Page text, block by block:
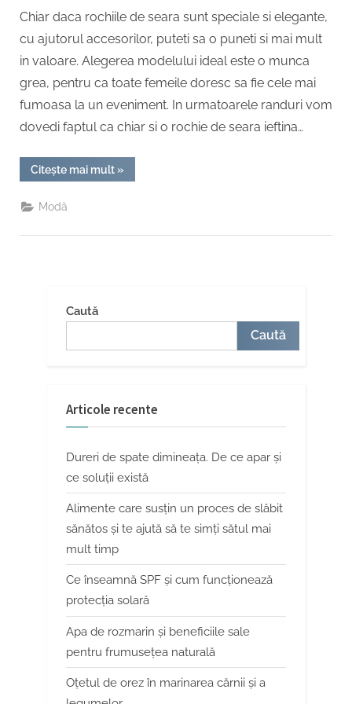
Chiar daca rochiile de seara sunt speciale si elegante,
cu ajutorul accesorilor, puteti sa o puneti si mai mult
in valoare. Alegerea modelului ideal este o munca
grea, pentru ca toate femeile doresc sa fie cele mai
fumoasa la un eveniment. In urmatoarele randuri vom
dovedi faptul ca chiar si o rochie de seara ieftina…
Citește mai mult“Accesorii
necesare
»
Modă
Caută
Caută
Articole recente
Dureri de spate dimineața. De ce apar și
ce soluții există
Alimente care susțin un proces de slăbit
sănătos și te ajută să te simți sătul mai
mult timp
Ce înseamnă SPF și cum funcționează
protecția solară
Apa de rozmarin și beneficiile sale
pentru frumusețea naturală
Oțetul de orez în marinarea cărnii și a